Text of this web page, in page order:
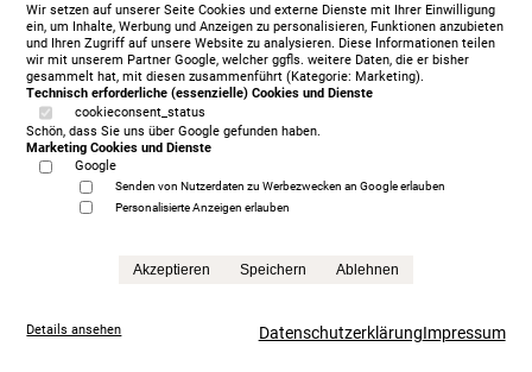
Treca Paris Oreiller, 200 x 200 cm, mit Matratze/n,
grey
statt13.865,00 €
Wir setzen auf unserer Seite Cookies und externe Dienste mit Ihrer Einwilligung
ein, um Inhalte, Werbung und Anzeigen zu personalisieren, Funktionen anzubieten
und Ihren Zugriff auf unsere Website zu analysieren. Diese Informationen teilen
wir mit unserem Partner Google, welcher ggfls. weitere Daten, die er bisher
gesammelt hat, mit diesen zusammenführt (Kategorie: Marketing).
Technisch erforderliche (essenzielle) Cookies und Dienste
cookieconsent_status
Schön, dass Sie uns über Google gefunden haben.
Marketing Cookies und Dienste
Google
Senden von Nutzerdaten zu Werbezwecken an Google erlauben
Personalisierte Anzeigen erlauben
Akzeptieren Speichern Ablehnen
Details ansehen DatenschutzerklärungImpressum